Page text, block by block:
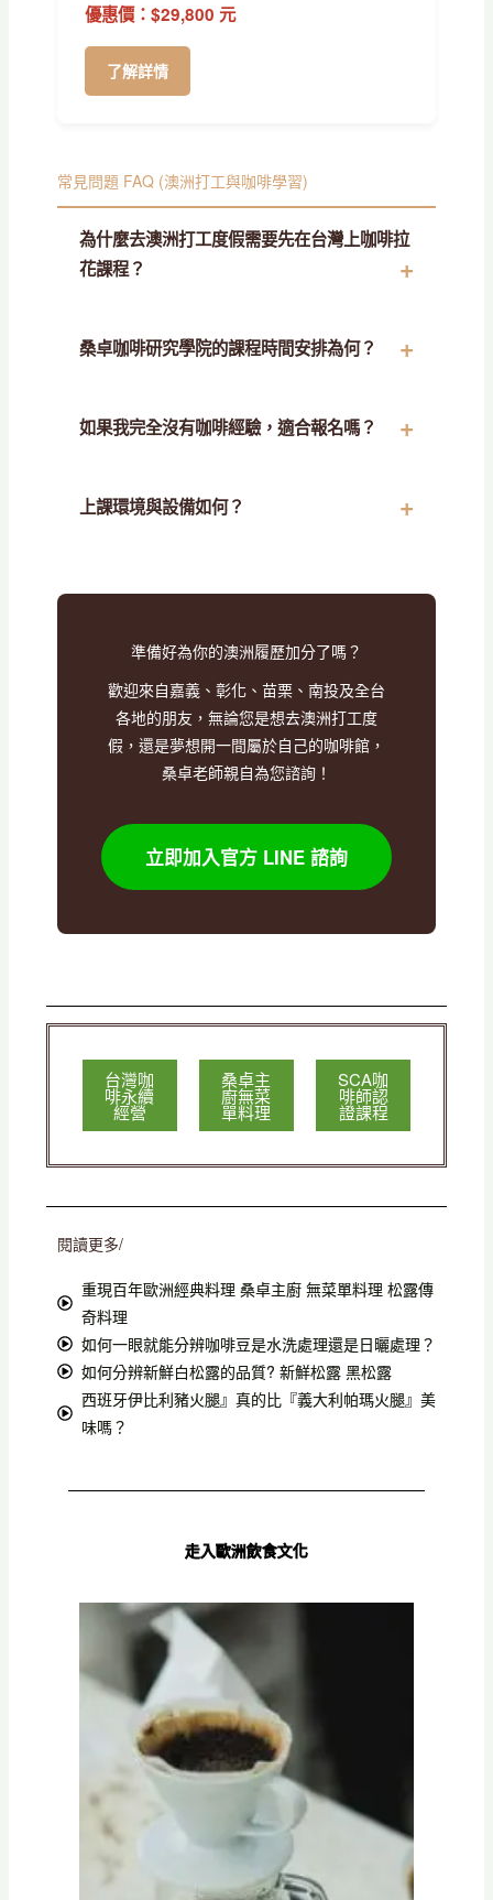
優惠價：$29,800 元
了解詳情
常見問題 FAQ (澳洲打工與咖啡學習)
為什麼去澳洲打工度假需要先在台灣上咖啡拉
花課程？
桑卓咖啡研究學院的課程時間安排為何？
如果我完全沒有咖啡經驗，適合報名嗎？
上課環境與設備如何？
準備好為你的澳洲履歷加分了嗎？
歡迎來自嘉義、彰化、苗栗、南投及全台
各地的朋友，無論您是想去澳洲打工度
假，還是夢想開一間屬於自己的咖啡館，
桑卓老師親自為您諮詢！
立即加入官方 LINE 諮詢
台灣咖
啡永續
經營
桑卓主
廚無菜
單料理
SCA咖
啡師認
證課程
閱讀更多/
重現百年歐洲經典料理 桑卓主廚 無菜單料理 松露傳
奇料理
如何一眼就能分辨咖啡豆是水洗處理還是日曬處理？
如何分辨新鮮白松露的品質? 新鮮松露 黑松露
西班牙伊比利豬火腿』真的比『義大利帕瑪火腿』美
味嗎？
走入歐洲飲食文化